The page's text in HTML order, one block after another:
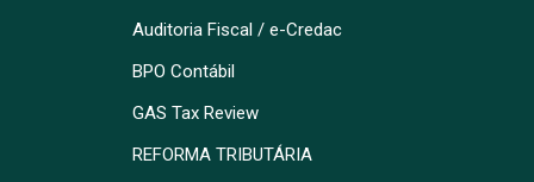
Auditoria Fiscal / e-Credac
BPO Contábil
GAS Tax Review
REFORMA TRIBUTÁRIA